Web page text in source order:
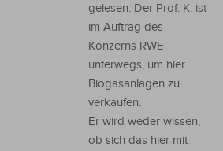
gelesen. Der Prof. K. ist
im Auftrag des
Konzerns RWE
unterwegs, um hier
Biogasanlagen zu
verkaufen.
Er wird weder wissen,
ob sich das hier mit